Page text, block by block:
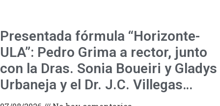
Presentada fórmula “Horizonte-
ULA”: Pedro Grima a rector, junto
con la Dras. Sonia Boueiri y Gladys
Urbaneja y el Dr. J.C. Villegas…